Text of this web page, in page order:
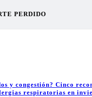
PERDIDO
y congestión? Cinco
respiratorias en